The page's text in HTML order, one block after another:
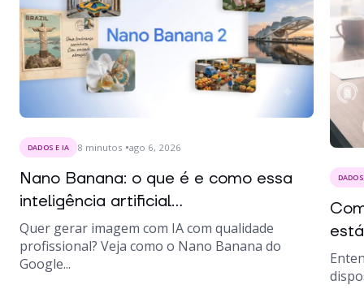
DADOS E IA 8 minutos ago 6, 2026
Nano Banana: o que é e como essa
inteligência artificial...
Quer gerar imagem com IA com qualidade
profissional? Veja como o Nano Banana do
Google...